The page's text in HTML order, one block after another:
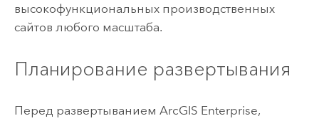
высокофункциональных производственных
сайтов любого масштаба.
Планирование развертывания
Перед развертыванием ArcGIS Enterprise,